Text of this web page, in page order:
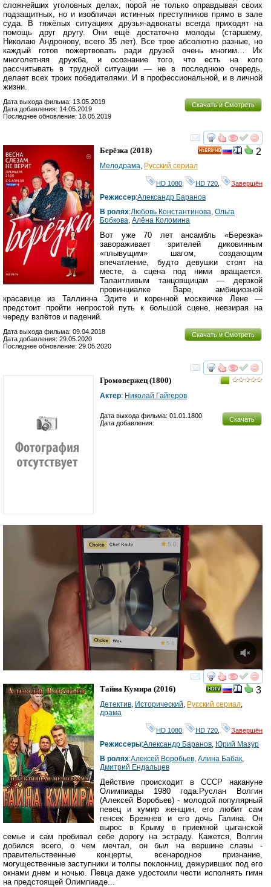
сложнейших уголовных делах, порой не только оправдывая своих
подзащитных, но и изобличая истинных преступников прямо в зале
суда. В тяжёлых ситуациях друзья-адвокаты всегда приходят на
помощь друг другу. Они ещё достаточно молоды (старшему,
Николаю Андронову, всего 35 лет). Все трое абсолютно разные, но
каждый готов пожертвовать ради друзей очень многим… Их
многолетняя дружба, и осознание того, что есть на кого
рассчитывать в трудной ситуации — не в последнюю очередь,
делает всех троих победителями. И в профессиональной, и в личной
жизни.
Скачать и Смотреть
Дата выхода фильма: 13.05.2019
Дата добавления: 14.05.2019
Последнее обновление: 18.05.2019
смотреть
2
Берёзка (2018)
Мелодрама, Русский сериал
HD 1080 HD 720 Завершён
Режиссер:Александр Баранов
В ролях:Любовь Константинова, Ольга
Бобкова, Алёна Коломина
Вот уже 70 лет ансамбль «Березка»
завораживает зрителей диковинным
«плывущим» шагом, создающим
впечатление, будто девушки стоят на
месте, а сцена под ними вращается.
Талантливым танцовщицам — дерзкой
провинциалке Варе, амбициозной
красавице из Таллинна Эдите и коренной москвичке Лене —
предстоит пройти непростой путь к большой сцене, невзирая на
череду взлётов и падений.
Скачать и Смотреть
Дата выхода фильма: 09.04.2018
Дата добавления: 29.05.2020
Последнее обновление: 29.05.2020
смотреть
Громовержец (1800)
Актер: Николай Гайгеров
Скачать
Дата выхода фильма: 01.01.1800
Дата добавления:
смотреть
3
Тайна Кумира (2016)
Детектив Исторический Русский сериал
драма
HD 1080 HD 720 Завершён
Режиссеры:Александр Баранов Юрий Мазур
В ролях:Алексей Воробьев Алина Бабак
Дмитрий Ендальцев
Действие происходит в СССР накануне
Олимпиады 1980 года.Руслан Волгин
(Алексей Воробьев) - молодой популярный
певец и кумир женщин, его любит сам
генсек Брежнев и его дочь Галина. Он
вырос в Крыму в приемной цыганской
семье и сам пробивал себе дорогу на эстраду. Кажется, Волгин
добился всего, о чем мечтал, он был на вершине славы -
правительственные концерты, всенародное признание,
могущественные заступники и толпы поклонниц, дежуривших под его
окнами днем и ночью. Певца даже удостоили чести исполнять гимн
на предстоящей Олимпиаде...